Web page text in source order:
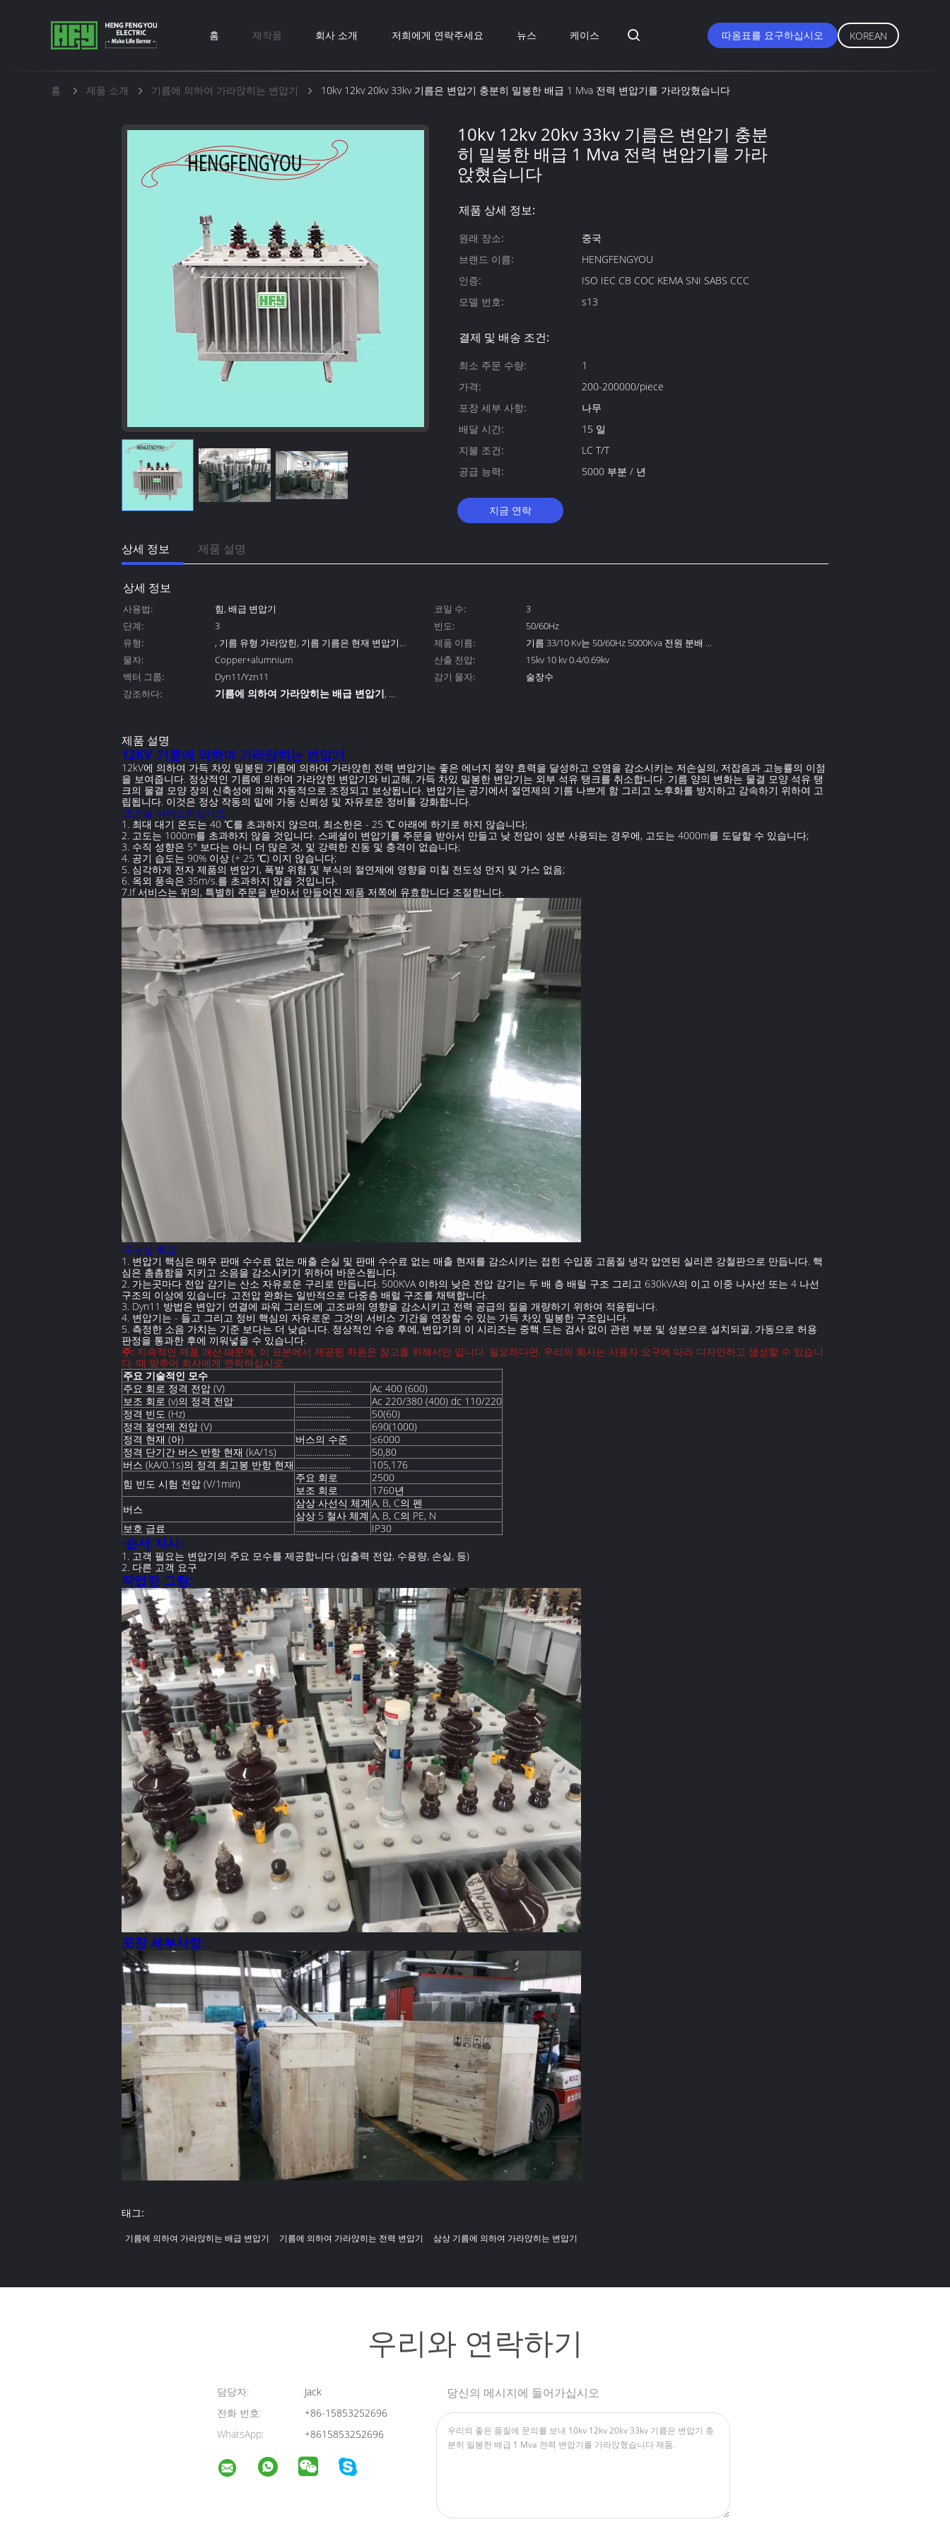
홈 제작품 회사 소개 저희에게 연락주세요 뉴스 케이스 따옴표를 요구하십시오 KOREAN
홈 제품 소개 기름에 의하여 가라앉히는 변압기 10kv 12kv 20kv 33kv 기름은 변압기 충분히 밀봉한 배급 1 Mva 전력 변압기를 가라앉혔습니다
10kv 12kv 20kv 33kv 기름은 변압기 충분
히 밀봉한 배급 1 Mva 전력 변압기를 가라
앉혔습니다
제품 상세 정보:
원래 장소:
중국
브랜드 이름:
HENGFENGYOU
인증:
ISO IEC CB COC KEMA SNI SABS CCC
모델 번호:
s13
결제 및 배송 조건:
최소 주문 수량:
1
가격:
200-200000/piece
포장 세부 사항:
나무
배달 시간:
15 일
지불 조건:
LC T/T
공급 능력:
5000 부분 / 년
지금 연락
상세 정보 제품 설명
상세 정보
사용법: 힘, 배급 변압기 코일 수:
3
단계:
3 빈도:
50/60Hz
유형:
, 기름 유형 가라앉힌, 기름 기름은 현재 변압기
132kv를 가라앉혔습니다
제품 이름:
기름 33/10 Kv는 50/60Hz 5000Kva 전원 분배 변
압기를 가라앉혔습니다
물자: Copper+alumnium 산출 전압:
15kv 10 kv 0.4/0.69kv
벡터 그룹:
Dyn11/Yzn11 감기 물자:
술장수
강조하다:
기름에 의하여 가라앉히는 배급 변압기,
제품 설명
12KV 기름에 의하여 가라앉히는 변압기
12kV에 의하여 가득 차있 밀봉된 기름에 의하여 가라앉힌 전력 변압기는 좋은 에너지 절약 효력을 달성하고 오염을 감소시키는 저손실의, 저잡음과 고능률의 이점
을 보여줍니다. 정상적인 기름에 의하여 가라앉힌 변압기와 비교해, 가득 차있 밀봉한 변압기는 외부 석유 탱크를 취소합니다. 기름 양의 변화는 물결 모양 석유 탱
크의 물결 모양 장의 신축성에 의해 자동적으로 조정되고 보상됩니다. 변압기는 공기에서 절연제의 기름 나쁘게 함 그리고 노후화를 방지하고 감속하기 위하여 고
립됩니다. 이것은 정상 작동의 밑에 가동 신뢰성 및 자유로운 정비를 강화합니다.
·조건을 서비스하십시오
1. 최대 대기 온도는 40 ℃를 초과하지 않으며, 최소한은 - 25 ℃ 아래에 하기로 하지 않습니다;
2. 고도는 1000m를 초과하지 않을 것입니다. 스페셜이 변압기를 주문을 받아서 만들고 낮 전압이 성분 사용되는 경우에, 고도는 4000m를 도달할 수 있습니다;
3. 수직 성향은 5° 보다는 아니 더 많은 것, 및 강력한 진동 및 충격이 없습니다;
4. 공기 습도는 90% 이상 (+ 25 ℃) 이지 않습니다;
5. 심각하게 전자 제품의 변압기, 폭발 위험 및 부식의 절연제에 영향을 미칠 전도성 먼지 및 가스 없음;
6. 옥외 풍속은 35m/s.를 초과하지 않을 것입니다.
7.If 서비스는 위의, 특별히 주문을 받아서 만들어진 제품 저쪽에 유효합니다 조절합니다.
·구조상 특징
1. 변압기 핵심은 매우 판매 수수료 없는 매출 손실 및 판매 수수료 없는 매출 현재를 감소시키는 접힌 수입품 고품질 냉각 압연된 실리콘 강철판으로 만듭니다. 핵
심은 촘촘함을 지키고 소음을 감소시키기 위하여 바운스됩니다.
2. 가는곳마다 전압 감기는 산소 자유로운 구리로 만듭니다. 500KVA 이하의 낮은 전압 감기는 두 배 층 배럴 구조 그리고 630kVA의 이고 이중 나사선 또는 4 나선
구조의 이상에 있습니다. 고전압 완화는 일반적으로 다중층 배럴 구조를 채택합니다.
3. Dyn11 방법은 변압기 연결에 파워 그리드에 고조파의 영향을 감소시키고 전력 공급의 질을 개량하기 위하여 적용됩니다.
4. 변압기는 - 들고 그리고 정비 핵심의 자유로운 그것의 서비스 기간을 연장할 수 있는 가득 차있 밀봉한 구조입니다.
5. 측정한 소음 가치는 기준 보다는 더 낮습니다. 정상적인 수송 후에, 변압기의 이 시리즈는 중핵 드는 검사 없이 관련 부분 및 성분으로 설치되골, 가동으로 허용
판정을 통과한 후에 끼워넣을 수 있습니다.
주: 지속적인 제품 개선 때문에, 이 표본에서 제공된 차원은 참고를 위해서만 입니다. 필요하다면, 우리의 회사는 사용자 요구에 따라 디자인하고 생성할 수 있습니
다. 때 맞추어 회사에게 연락하십시오.
주요 기술적인 모수
주요 회로 정격 전압 (V)
..........................
Ac 400 (600)
보조 회로 (v)의 정격 전압
..........................
Ac 220/380 (400) dc 110/220
정격 빈도 (Hz)
..........................
50(60)
정격 절연제 전압 (V)
..........................
690(1000)
정격 현재 (아)
버스의 수준
≤6000
정격 단기간 버스 반항 현재 (kA/1s)
..........................
50,80
버스 (kA/0.1s)의 정격 최고봉 반항 현재 ..........................
105,176
힘 빈도 시험 전압 (V/1min)
주요 회로
2500
보조 회로
1760년
버스
삼상 사선식 체계 A, B, C의 펜
삼상 5 철사 체계 A, B, C의 PE, N
보호 급료
.......................... IP30
·순서 지시:
1. 고객 필요는 변압기의 주요 모수를 제공합니다 (입출력 전압, 수용량, 손실, 등)
2. 다른 고객 요구
작업장 그림:
포장 세부사항:
태그:
기름에 의하여 가라앉히는 배급 변압기 기름에 의하여 가라앉히는 전력 변압기 삼상 기름에 의하여 가라앉히는 변압기
우리와 연락하기
담당자:
Jack
전화 번호:
+86-15853252696
WhatsApp:
+8615853252696
당신의 메시지에 들어가십시오